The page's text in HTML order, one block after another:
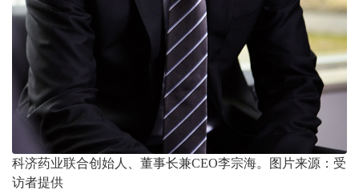
科济药业联合创始人、董事长兼CEO李宗海。图片来源：受
访者提供